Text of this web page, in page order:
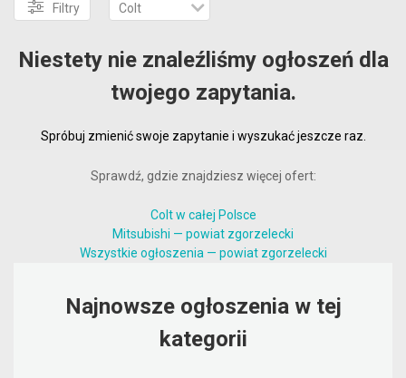
Filtry Colt
Niestety nie znaleźliśmy ogłoszeń dla
twojego zapytania.
Spróbuj zmienić swoje zapytanie i wyszukać jeszcze raz.
Sprawdź, gdzie znajdziesz więcej ofert:
Colt w całej Polsce
Mitsubishi — powiat zgorzelecki
Wszystkie ogłoszenia — powiat zgorzelecki
Najnowsze ogłoszenia w tej
kategorii